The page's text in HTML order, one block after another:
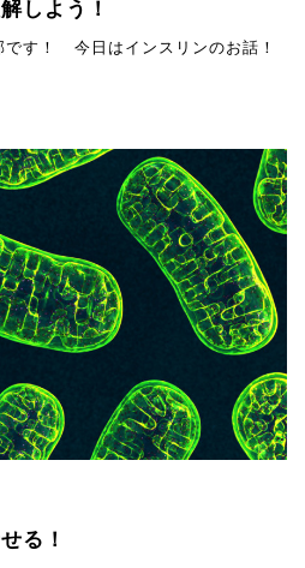
しよう！
す！ 今日はインスリンのお話！
る！